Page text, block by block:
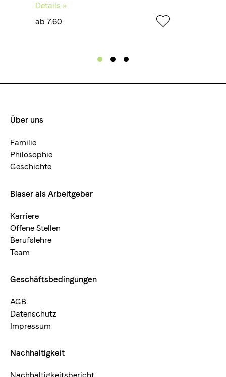
Details »
ab 7.60
Footermenue-
neu
Über uns
Familie
Philosophie
Geschichte
Blaser als Arbeitgeber
Karriere
Offene Stellen
Berufslehre
Team
Geschäftsbedingungen
AGB
Datenschutz
Impressum
Nachhaltigkeit